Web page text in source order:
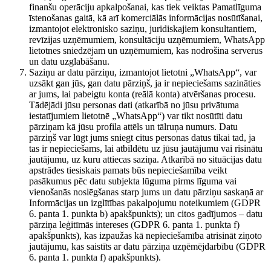
finanšu operāciju apkalpošanai, kas tiek veiktas Pamatlīguma
īstenošanas gaitā, kā arī komerciālās informācijas nosūtīšanai,
izmantojot elektronisko saziņu, juridiskajiem konsultantiem,
revīzijas uzņēmumiem, konsultāciju uzņēmumiem, WhatsApp
lietotnes sniedzējam un uzņēmumiem, kas nodrošina serverus
un datu uzglabāšanu.
Saziņu ar datu pārziņu, izmantojot lietotni „WhatsApp“, var
uzsākt gan jūs, gan datu pārziņš, ja ir nepieciešams sazināties
ar jums, lai pabeigtu konta (reālā konta) atvēršanas procesu.
Tādējādi jūsu personas dati (atkarībā no jūsu privātuma
iestatījumiem lietotnē „WhatsApp“) var tikt nosūtīti datu
pārziņam kā jūsu profila attēls un tālruņa numurs. Datu
pārziņš var lūgt jums sniegt citus personas datus tikai tad, ja
tas ir nepieciešams, lai atbildētu uz jūsu jautājumu vai risinātu
jautājumu, uz kuru attiecas saziņa. Atkarībā no situācijas datu
apstrādes tiesiskais pamats būs nepieciešamība veikt
pasākumus pēc datu subjekta lūguma pirms līguma vai
vienošanās noslēgšanas starp jums un datu pārziņu saskaņā ar
Informācijas un izglītības pakalpojumu noteikumiem (GDPR
6. panta 1. punkta b) apakšpunkts); un citos gadījumos – datu
pārziņa leģitīmās intereses (GDPR 6. panta 1. punkta f)
apakšpunkts), kas izpaužas kā nepieciešamība atrisināt ziņoto
jautājumu, kas saistīts ar datu pārziņa uzņēmējdarbību (GDPR
6. panta 1. punkta f) apakšpunkts).